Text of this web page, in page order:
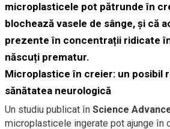
microplasticele pot pătrunde în
blochează vasele de sânge, și că
prezente în concentrații ridicate
născuți prematur.
Microplastice în creier: un posibil
sănătatea neurologică
Un studiu publicat în Science
microplasticele ingerate pot ajunge în